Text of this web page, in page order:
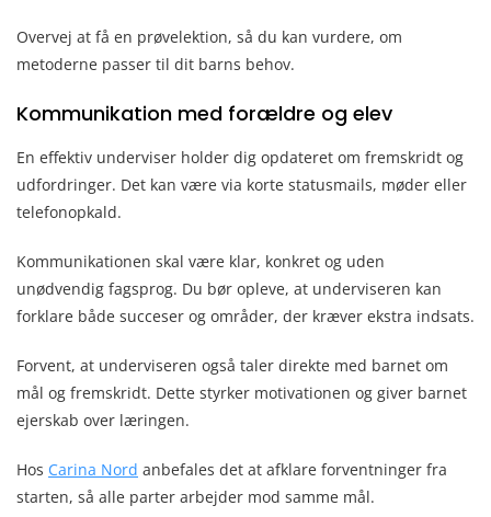
Overvej at få en prøvelektion, så du kan vurdere, om
metoderne passer til dit barns behov.
Kommunikation med forældre og elev
En effektiv underviser holder dig opdateret om fremskridt og
udfordringer. Det kan være via korte statusmails, møder eller
telefonopkald.
Kommunikationen skal være klar, konkret og uden
unødvendig fagsprog. Du bør opleve, at underviseren kan
forklare både succeser og områder, der kræver ekstra indsats.
Forvent, at underviseren også taler direkte med barnet om
mål og fremskridt. Dette styrker motivationen og giver barnet
ejerskab over læringen.
Hos Carina Nord anbefales det at afklare forventninger fra
starten, så alle parter arbejder mod samme mål.